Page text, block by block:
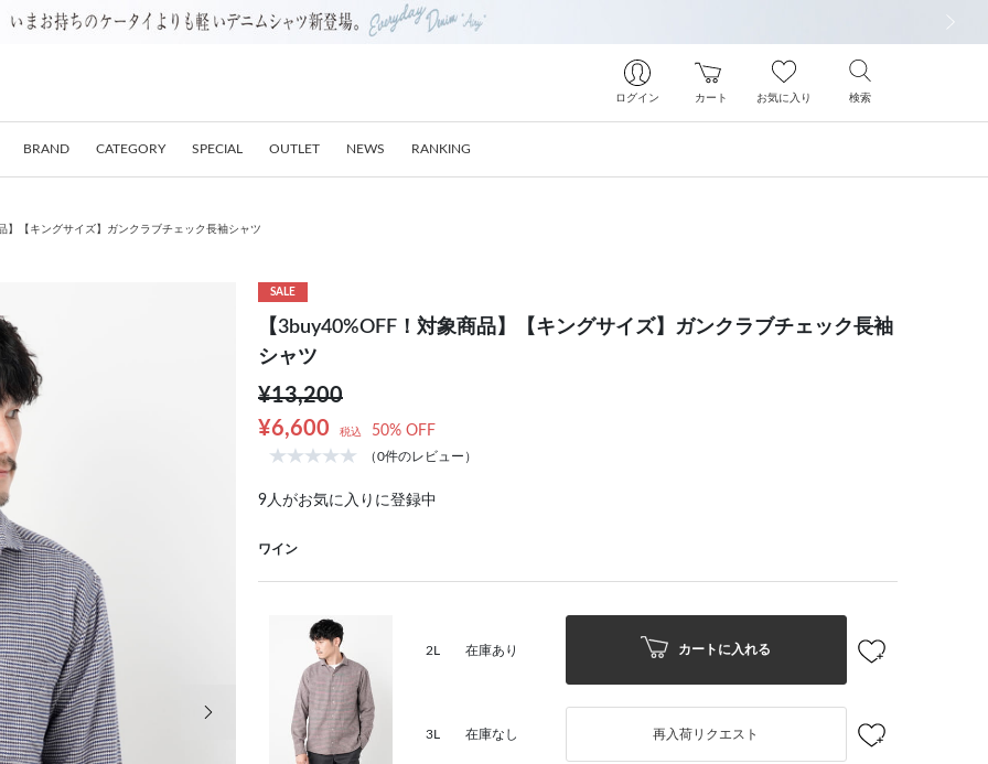
ログイン カート お気に入り 検索
BRAND CATEGORY SPECIAL OUTLET NEWS RANKING
】【キングサイズ】ガンクラブチェック長袖シャツ
SALE
【3buy40%OFF！対象商品】【キングサイズ】ガンクラブチェック長袖
シャツ
¥13,200
¥6,600
税込 50% OFF
（0件のレビュー）
9人がお気に入りに登録中
ワイン
2L 在庫あり カートに入れる
3L 在庫なし 再入荷リクエスト